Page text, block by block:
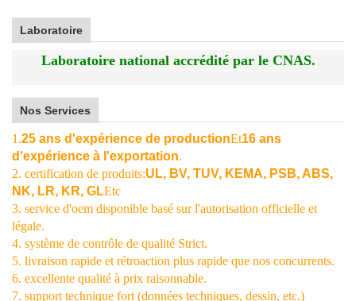
Laboratoire
Laboratoire national accrédité par le CNAS.
Nos Services
1.25 ans d'expérience de productionEt16 ans
d'expérience à l'exportation.
2. certification de produits:UL, BV, TUV, KEMA, PSB, ABS,
NK, LR, KR, GLEtc
3. service d'oem disponible basé sur l'autorisation officielle et
légale.
4. système de contrôle de qualité Strict.
5. livraison rapide et rétroaction plus rapide que nos concurrents.
6. excellente qualité à prix raisonnable.
7. support technique fort (données techniques, dessin, etc.)